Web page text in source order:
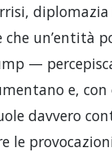
un’entità
—
e,
davvero
le